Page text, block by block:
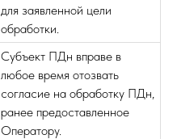
для заявленной цели
обработки.
Субъект ПДн вправе в
любое время отозвать
согласие на обработку ПДн,
ранее предоставленное
Оператору.